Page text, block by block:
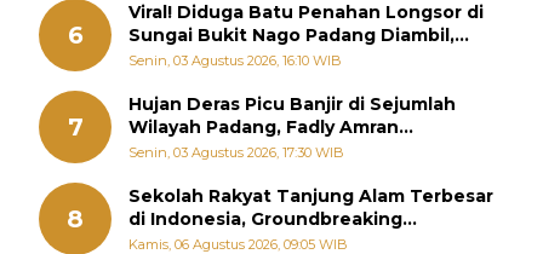
6
Viral! Diduga Batu Penahan Longsor di
Sungai Bukit Nago Padang Diambil,
Warga Khawatir Bencana Terulang
Senin, 03 Agustus 2026, 16:10 WIB
7
Hujan Deras Picu Banjir di Sejumlah
Wilayah Padang, Fadly Amran
Perintahkan OPD Siaga
Senin, 03 Agustus 2026, 17:30 WIB
8
Sekolah Rakyat Tanjung Alam Terbesar
di Indonesia, Groundbreaking
September
Kamis, 06 Agustus 2026, 09:05 WIB